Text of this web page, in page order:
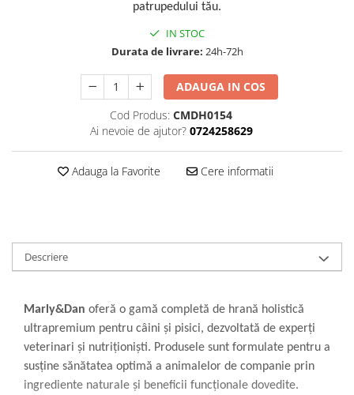
patrupedului tău.
IN STOC
Durata de livrare: 24h-72h
ADAUGA IN COS
Cod Produs: CMDH0154
Ai nevoie de ajutor? 0724258629
Adauga la Favorite Cere informatii
Descriere
Marly&Dan oferă o gamă completă de hrană holistică
ultrapremium pentru câini și pisici, dezvoltată de experți
veterinari și nutriționiști. Produsele sunt formulate pentru a
susține sănătatea optimă a animalelor de companie prin
ingrediente naturale și beneficii funcționale dovedite.